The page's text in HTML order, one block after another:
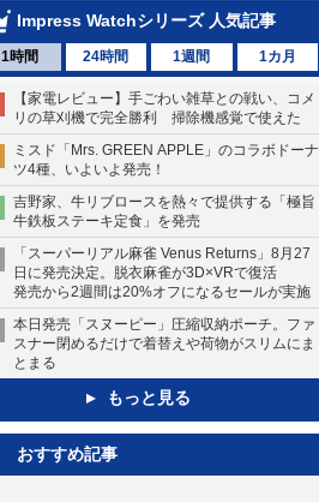
Impress Watchシリーズ 人気記事
1時間 24時間 1週間 1カ月
【家電レビュー】手ごわい雑草との戦い、コメ
リの草刈機で完全勝利 掃除機感覚で使えた
ミスド「Mrs. GREEN APPLE」のコラボドーナ
ツ4種、いよいよ発売！
吉野家、牛リブロースを熱々で提供する「極旨
牛鉄板ステーキ定食」を発売
「スーパーリアル麻雀 Venus Returns」8月27
日に発売決定。脱衣麻雀が3D×VRで復活
発売から2週間は20%オフになるセールが実施
本日発売「スヌーピー」圧縮収納ポーチ。ファ
スナー閉めるだけで着替えや荷物がスリムにま
とまる
もっと見る
おすすめ記事